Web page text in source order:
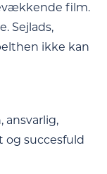
film.
Sejlads,
ikke kan
ansvarlig,
og succesfuld